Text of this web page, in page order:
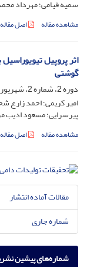
سمیه قیامی؛ مهرداد
مشاهده مقاله اصل مقاله
اثر پروپیل
گوشتی
دوره 2، شماره 2، شهریور 1392، صفحه
امیر کریمی؛ احمد زارع
پیرسرایی؛ مسعود ادیب
مشاهده مقاله اصل مقاله
مقالات آماده انتشار
شماره جاری
شماره‌های پیشین